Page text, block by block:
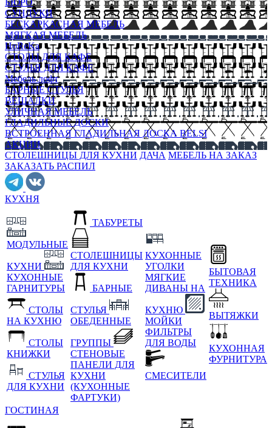
БЮРО
СУНДУКИ
БЕСКАРКАСНАЯ МЕБЕЛЬ
МЯГКАЯ МЕБЕЛЬ
HoReKa
СТОЛЫ ДЛЯ КАФЕ
СТУЛЬЯ ДЛЯ КАФЕ
Мебель лофт
БАРНЫЕ СТУЛЬЯ
ВЕШАЛКИ
УЛИЧНАЯ МЕБЕЛЬ
ГЛАДИЛЬНЫЕ ДОСКИ
ВСТРОЕННАЯ ГЛАДИЛЬНАЯ ДОСКА BELSI
АКЦИИ
СТОЛЕШНИЦЫ ДЛЯ КУХНИ ДАЧА МЕБЕЛЬ НА ЗАКАЗ
ЗАКАЗАТЬ РАСПИЛ
КУХНЯ
МОДУЛЬНЫЕ
КУХНИ
КУХОННЫЕ
ГАРНИТУРЫ
СТОЛЫ
НА КУХНЮ
СТОЛЫ
КНИЖКИ
СТУЛЬЯ
ДЛЯ КУХНИ
ТАБУРЕТЫ
СТОЛЕШНИЦЫ
ДЛЯ КУХНИ
БАРНЫЕ
СТУЛЬЯ
ОБЕДЕННЫЕ
ГРУППЫ
СТЕНОВЫЕ
ПАНЕЛИ ДЛЯ
КУХНИ
(КУХОННЫЕ
ФАРТУКИ)
КУХОННЫЕ
УГОЛКИ
МЯГКИЕ
ДИВАНЫ НА
КУХНЮ
МОЙКИ
ФИЛЬТРЫ
ДЛЯ ВОДЫ
СМЕСИТЕЛИ
БЫТОВАЯ
ТЕХНИКА
ВЫТЯЖКИ
КУХОННАЯ
ФУРНИТУРА
ГОСТИНАЯ